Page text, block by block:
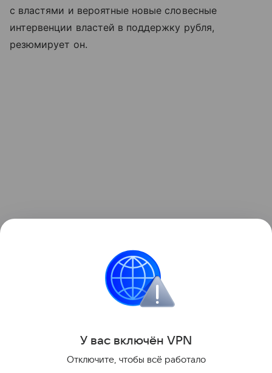
с властями и вероятные новые словесные
интервенции властей в поддержку рубля,
резюмирует он.
Выручка: что нужно знать
предпринимателю
В статье разбираемся, что представляет собой
выручка и как ее рассчитать.
У вас включён VPN
Отключите, чтобы всё работало